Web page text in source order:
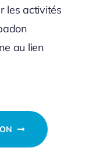
les activités
au lien